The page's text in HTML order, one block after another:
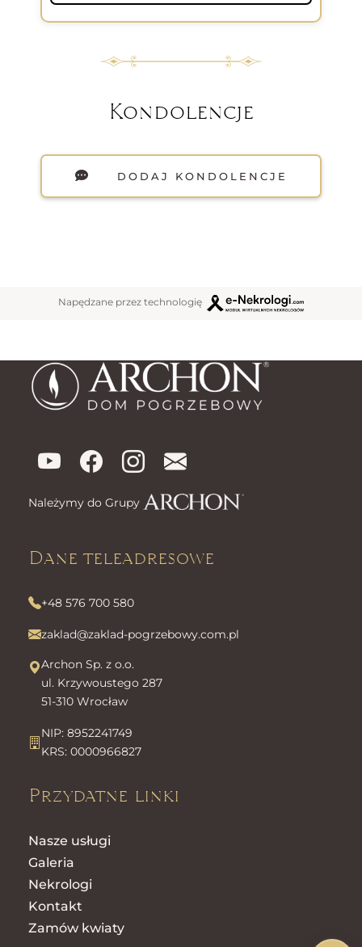
Kondolencje
DODAJ KONDOLENCJE
Napędzane przez technologię
Należymy do Grupy
Dane teleadresowe
+48 576 700 580
zaklad@zaklad-pogrzebowy.com.pl
Archon Sp. z o.o.
ul. Krzywoustego 287
51-310 Wrocław
NIP: 8952241749
KRS: 0000966827
Przydatne linki
Nasze usługi
Galeria
Nekrologi
Kontakt
Zamów kwiaty